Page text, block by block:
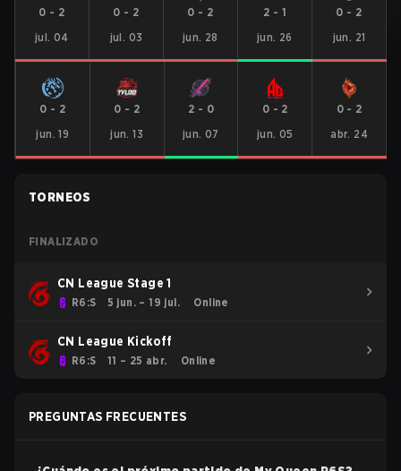
0 - 2
jul. 04
0 - 2
jul. 03
0 - 2
jun. 28
2 - 1
jun. 26
0 - 2
jun. 21
0 - 2
jun. 19
0 - 2
jun. 13
2 - 0
jun. 07
0 - 2
jun. 05
0- 2
abr. 24
TORNEOS
FINALIZADO
CN League Stage 1
R6:S 5 jun. – 19 jul. Online
CN League Kickoff
R6:S 11 – 25 abr. Online
PREGUNTAS FRECUENTES